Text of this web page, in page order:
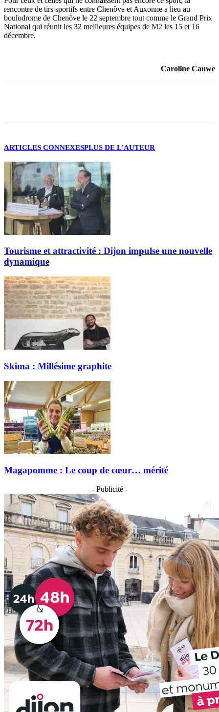
rencontre de tirs sportifs entre Chenôve et Auxonne a lieu au
boulodrome de Chenôve le 22 septembre tout comme le Grand Prix
National qui réunit les 32 meilleures équipes de M2 les 15 et 16
décembre.
Caroline Cauwe
ARTICLES CONNEXESPLUS DE L'AUTEUR
Tourisme et attractivité : Dijon impulse une nouvelle
dynamique
Skima : Millésime graphite
Magapomme : Le coup de cœur… mérité
- Publicité -